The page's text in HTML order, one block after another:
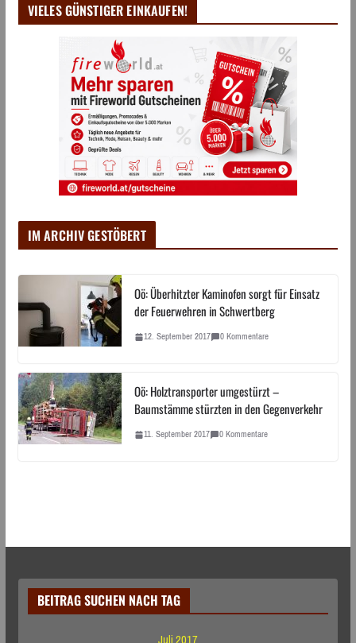
VIELES GÜNSTIGER EINKAUFEN!
IM ARCHIV GESTÖBERT
Oö: Überhitzter Kaminofen sorgt für Einsatz
der Feuerwehren in Schwertberg
12. September 2017 0 Kommentare
Oö: Holztransporter umgestürzt –
Baumstämme stürzten in den Gegenverkehr
11. September 2017 0 Kommentare
BEITRAG SUCHEN NACH TAG